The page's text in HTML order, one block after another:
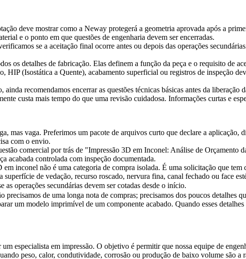
deve mostrar como a Neway protegerá a geometria aprovada após a
e o ponto em que questões de engenharia devem ser encerradas.
se a aceitação final ocorre antes ou depois das operações
os detalhes de fabricação. Elas definem a função da peça e o requisito de
HIP (Isostática a Quente), acabamento superficial ou registros de inspeção
ainda recomendamos encerrar as questões técnicas básicas antes da
custa mais tempo do que uma revisão cuidadosa. Informações curtas e
mas vaga. Preferimos um pacote de arquivos curto que declare a aplicação,
com o envio.
comercial por trás de "Impressão 3D em Inconel: Análise de
acabada controlada com inspeção documentada.
inconel não é uma categoria de compra isolada. É uma solicitação que
de vedação, recurso roscado, nervura fina, canal fechado ou face
operações secundárias devem ser cotadas desde o início.
precisamos de uma longa nota de compras; precisamos dos poucos detalhes
um modelo imprimível de um componente acabado. Quando esses
especialista em impressão. O objetivo é permitir que nossa equipe de
peso, calor, condutividade, corrosão ou produção de baixo volume são a